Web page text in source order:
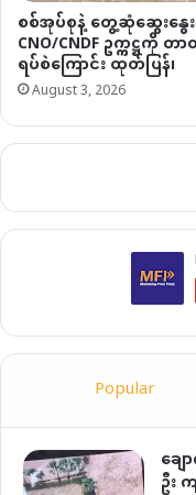
စစ်အုပ်စုနဲ့ တွေ့ဆုံဆွေးနွေ
CNO/CNDF ဥက္ကဋ္ဌကို တ
ရပ်စဲကြောင်း ထုတ်ပြန်၊
August 3, 2026
Popular
ချ
ဦး